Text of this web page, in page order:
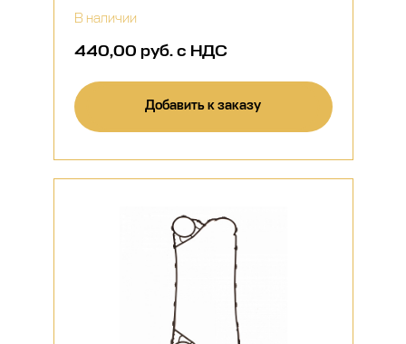
В наличии
440,00 руб. с НДС
Добавить к заказу